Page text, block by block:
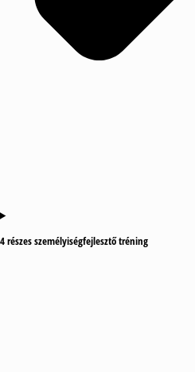
4 részes személyiségfejlesztő tréning